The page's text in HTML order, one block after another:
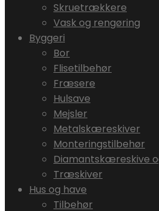
Skruetrækkere
Vask og rengøring
Byggeri
Bor
Flisetilbehør
Fræsere
Hulsave
Mejsler
Metalskæreskiver
Monteringstilbehør
Diamantskæreskive
Træskiver
Hus og have
Tilbehør